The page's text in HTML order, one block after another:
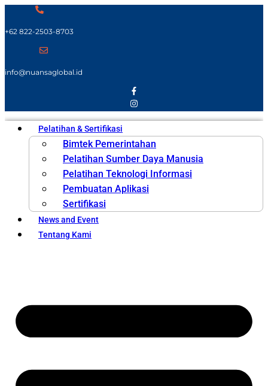
+62 822-2503-8703
info@nuansaglobal.id
Pelatihan & Sertifikasi
Bimtek Pemerintahan
Pelatihan Sumber Daya Manusia
Pelatihan Teknologi Informasi
Pembuatan Aplikasi
Sertifikasi
News and Event
Tentang Kami